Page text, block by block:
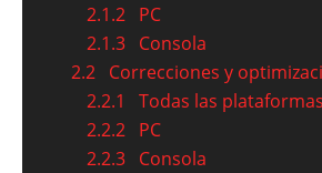
2.1.2 PC
2.1.3 Consola
2.2 Correcciones y
2.2.1
Todas las plataformas
2.2.2 PC
2.2.3 Consola